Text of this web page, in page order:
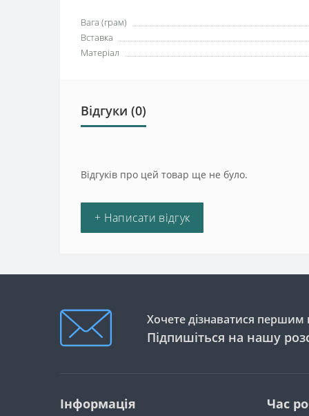
Вага (грам)
Вставка
Матеріал
Відгуки (0)
Відгуків про цей товар ще не було.
+ Написати відгук
Хочете дізнаватися першим
Підпишіться на нашу
Інформація Час